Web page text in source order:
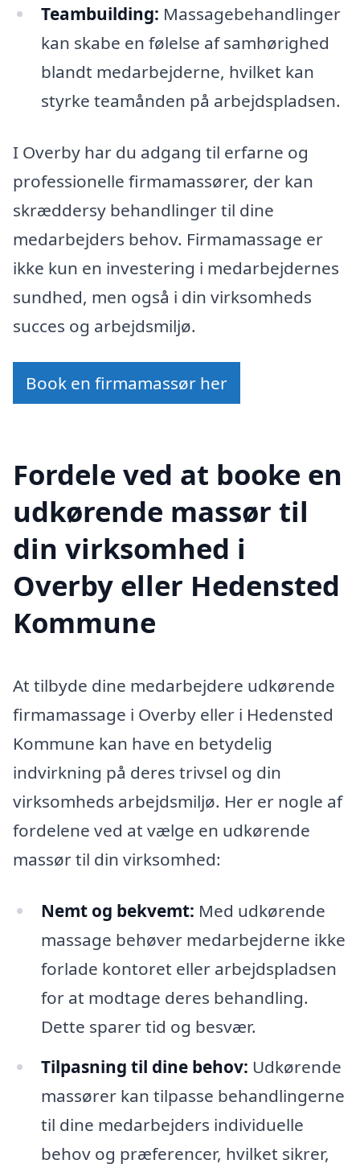
Teambuilding: Massagebehandlinger
kan skabe en følelse af samhørighed
blandt medarbejderne, hvilket kan
styrke teamånden på arbejdspladsen.
I Overby har du adgang til erfarne og
professionelle firmamassører, der kan
skræddersy behandlinger til dine
medarbejders behov. Firmamassage er
ikke kun en investering i medarbejdernes
sundhed, men også i din virksomheds
succes og arbejdsmiljø.
Book en firmamassør her
Fordele ved at booke en
udkørende massør til
din virksomhed i
Overby eller Hedensted
Kommune
At tilbyde dine medarbejdere udkørende
firmamassage i Overby eller i Hedensted
Kommune kan have en betydelig
indvirkning på deres trivsel og din
virksomheds arbejdsmiljø. Her er nogle af
fordelene ved at vælge en udkørende
massør til din virksomhed:
Nemt og bekvemt: Med udkørende
massage behøver medarbejderne ikke
forlade kontoret eller arbejdspladsen
for at modtage deres behandling.
Dette sparer tid og besvær.
Tilpasning til dine behov: Udkørende
massører kan tilpasse behandlingerne
til dine medarbejders individuelle
behov og præferencer, hvilket sikrer,